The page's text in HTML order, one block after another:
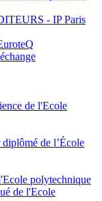
- IP Paris
de l'Ecole
de l’École
polytechnique
de l'Ecole